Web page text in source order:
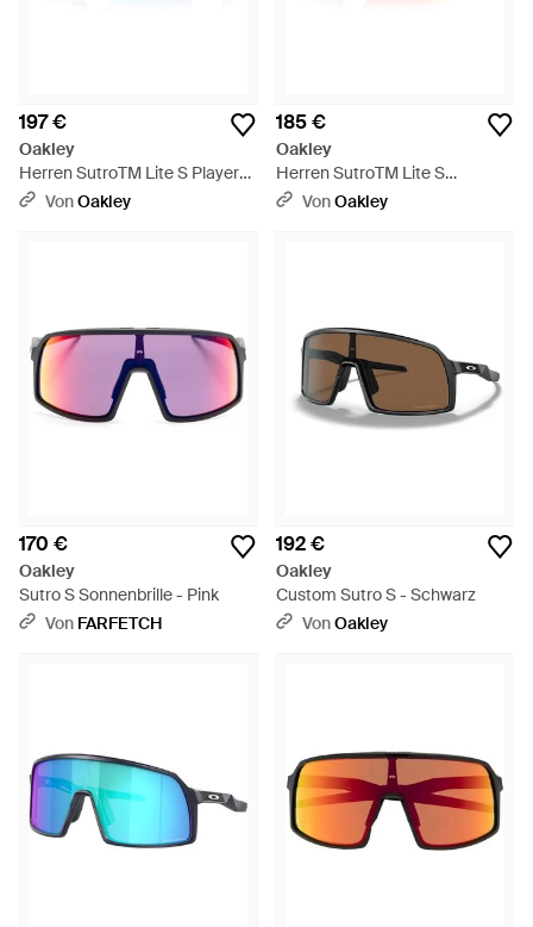
197 €
Oakley
Herren SutroTM Lite S Players
Collection Sonnenbrillen -
VonOakley
185 €
Oakley
Herren SutroTM Lite S
Sonnenbrillen - Schwarz
VonOakley
170 €
Oakley
Sutro S Sonnenbrille - Pink
Von FARFETCH
192 €
Oakley
Custom Sutro S - Schwarz
VonOakley